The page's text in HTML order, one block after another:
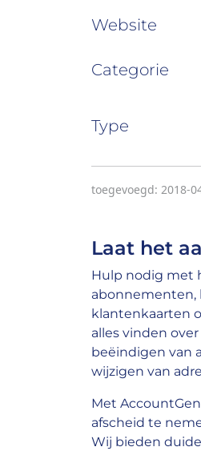
Website
Categorie
Type
toegevoegd: 2018-
Laat het
Hulp nodig met
abonnementen,
klantenkaarten
alles vinden
beëindigen van
wijzigen van
Met
afscheid te
Wij bieden